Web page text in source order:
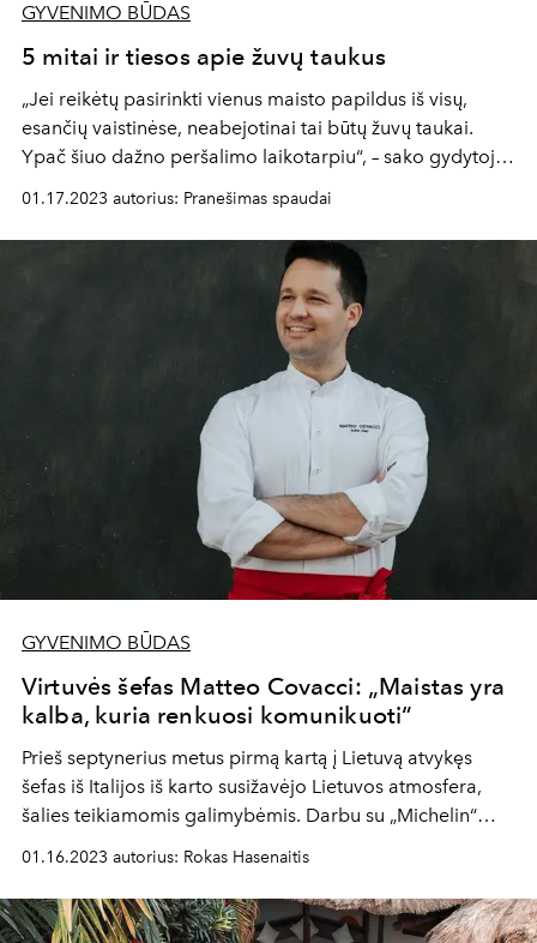
GYVENIMO BŪDAS
5 mitai ir tiesos apie žuvų taukus
„Jei reikėtų pasirinkti vienus maisto papildus iš visų,
esančių vaistinėse, neabejotinai tai būtų žuvų taukai.
Ypač šiuo dažno peršalimo laikotarpiu“, – sako gydytoja
endokrinologė ir sveikos mitybos entuziastė Ieva
01.17.2023 autorius: Pranešimas spaudai
GYVENIMO BŪDAS
Virtuvės šefas Matteo Covacci: „Maistas yra
kalba, kuria renkuosi komunikuoti“
Prieš septynerius metus pirmą kartą į Lietuvą atvykęs
šefas iš Italijos iš karto susižavėjo Lietuvos atmosfera,
šalies teikiamomis galimybėmis. Darbu su „Michelin“
žvaigždute apdovanotais restoranais galintis pasigirti
kurių pagrindinis yra palankios sąlygos pradėti verslą,
plėtoti mėgstamą veiklą, kuria užsiimti čia nepalyginamai
01.16.2023 autorius: Rokas Hasenaitis